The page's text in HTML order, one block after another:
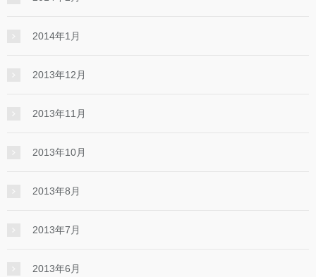
2014年1月
2013年12月
2013年11月
2013年10月
2013年8月
2013年7月
2013年6月